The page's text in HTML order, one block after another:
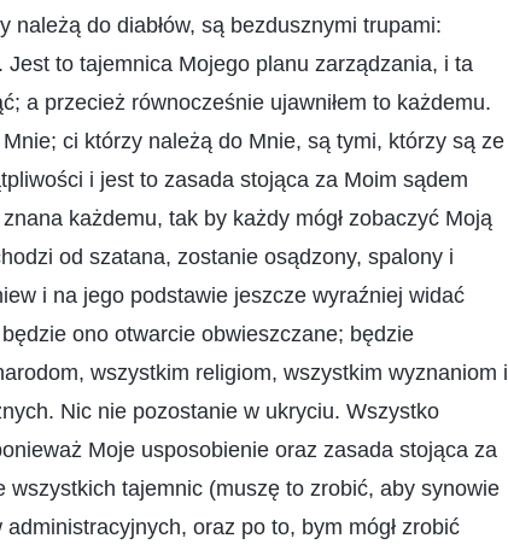
należą do diabłów, są bezdusznymi trupami:
to tajemnica Mojego planu zarządzania, i ta
a przecież równocześnie ujawniłem to każdemu.
ci którzy należą do Mnie, są tymi, którzy są ze
i jest to zasada stojąca za Moim sądem
każdemu, tak by każdy mógł zobaczyć Moją
od szatana, zostanie osądzony, spalony i
i na jego podstawie jeszcze wyraźniej widać
ono otwarcie obwieszczane; będzie
wszystkim religiom, wszystkim wyznaniom i
Nic nie pozostanie w ukryciu. Wszystko
Moje usposobienie oraz zasada stojąca za
tajemnic (muszę to zrobić, aby synowie
oraz po to, bym mógł zrobić